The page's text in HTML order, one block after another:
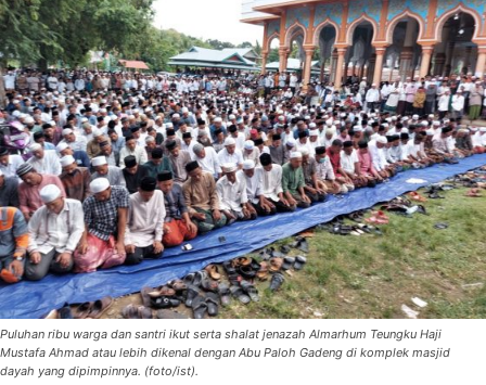
Puluhan ribu warga dan santri ikut serta shalat jenazah Almarhum Teungku Haji
Mustafa Ahmad atau lebih dikenal dengan Abu Paloh Gadeng di komplek masjid
dayah yang dipimpinnya. (foto/ist).